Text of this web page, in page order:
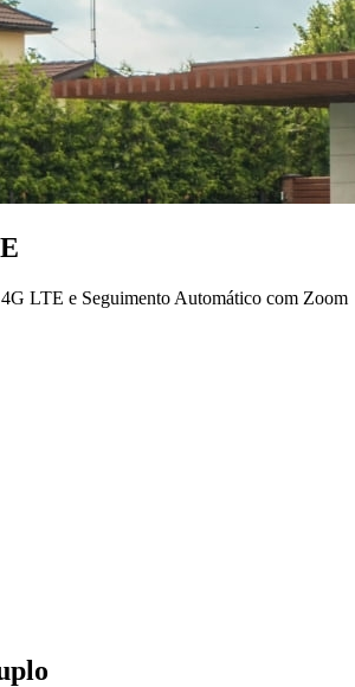
LTE e Seguimento Automático com Zoom